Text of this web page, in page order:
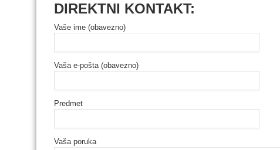
DIREKTNI KONTAKT:
Vaše ime (obavezno)
Vaša e-pošta (obavezno)
Predmet
Vaša poruka